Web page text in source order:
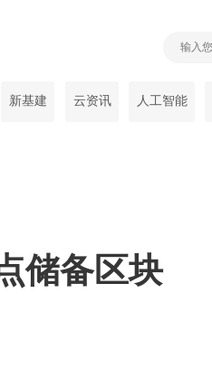
新基建 云资讯 人工智能
储备区块